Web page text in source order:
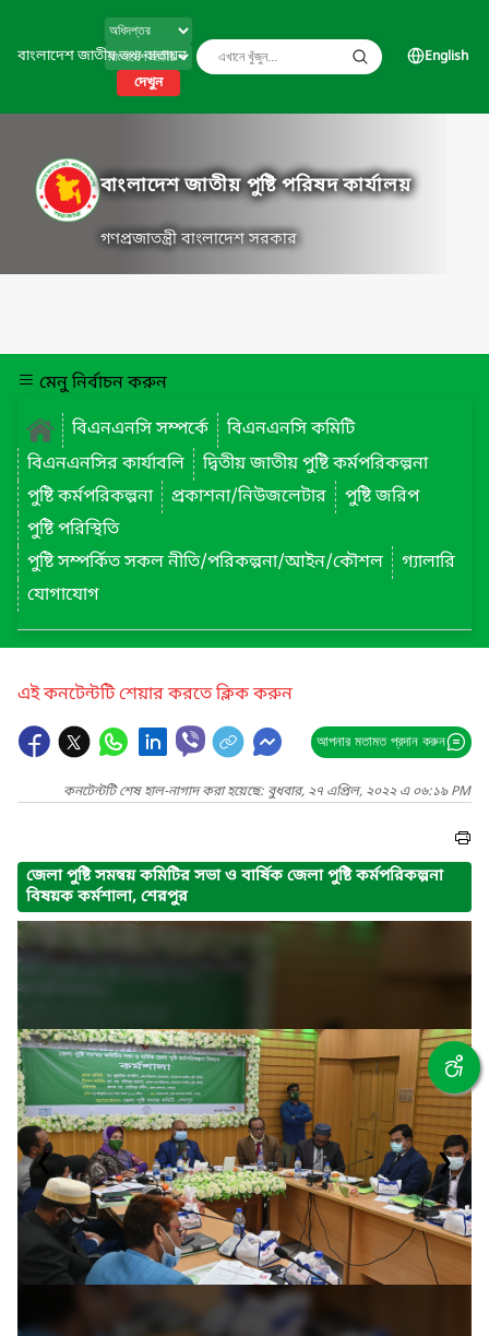
বাংলাদেশ জাতীয় তথ্য বাতায়ন
দেখুন
English
বাংলাদেশ জাতীয় পুষ্টি পরিষদ কার্যালয়
গণপ্রজাতন্ত্রী বাংলাদেশ সরকার
মেনু নির্বাচন করুন
বিএনএনসি সম্পর্কে
বিএনএনসি কমিটি
বিএনএনসির কার্যাবলি
দ্বিতীয় জাতীয় পুষ্টি কর্মপরিকল্পনা
পুষ্টি কর্মপরিকল্পনা
প্রকাশনা/নিউজলেটার
পুষ্টি জরিপ
পুষ্টি পরিস্থিতি
পুষ্টি সম্পর্কিত সকল নীতি/পরিকল্পনা/আইন/কৌশল
গ্যালারি
যোগাযোগ
এই কনটেন্টটি শেয়ার করতে ক্লিক করুন
আপনার মতামত প্রদান করুন
কনটেন্টটি শেষ হাল-নাগাদ করা হয়েছে: বুধবার, ২৭ এপ্রিল, ২০২২ এ ০৬:১৯ PM
জেলা পুষ্টি সমন্বয় কমিটির সভা ও বার্ষিক জেলা পুষ্টি কর্মপরিকল্পনা
বিষয়ক কর্মশালা, শেরপুর
❮ ❯